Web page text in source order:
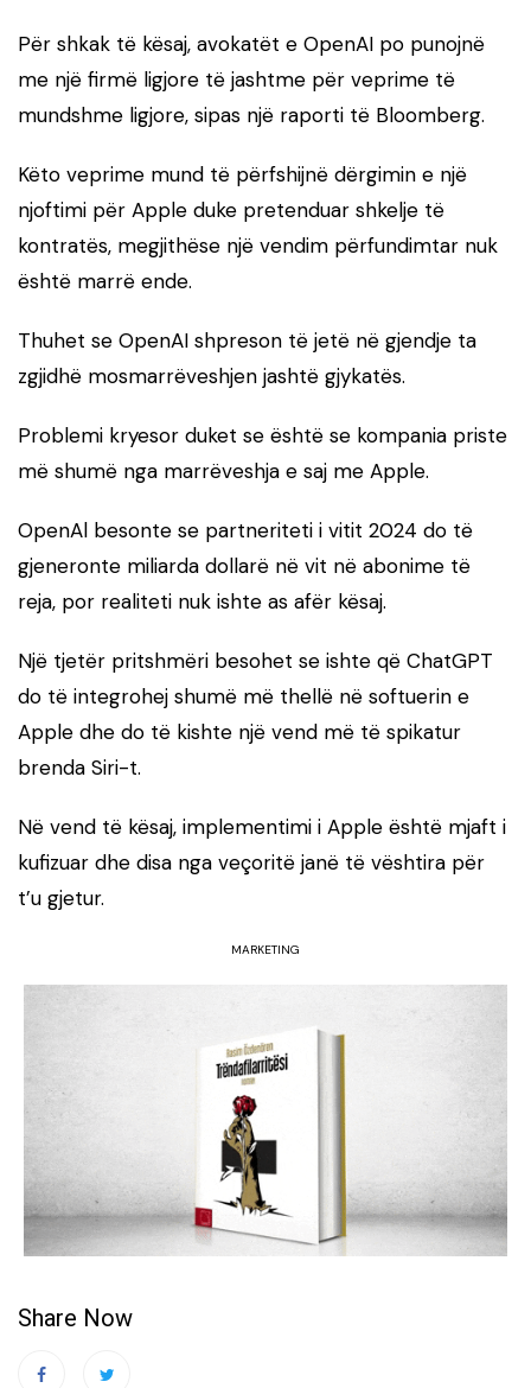
Për shkak të kësaj, avokatët e OpenAI po punojnë
me një firmë ligjore të jashtme për veprime të
mundshme ligjore, sipas një raporti të Bloomberg.
Këto veprime mund të përfshijnë dërgimin e një
njoftimi për Apple duke pretenduar shkelje të
kontratës, megjithëse një vendim përfundimtar nuk
është marrë ende.
Thuhet se OpenAI shpreson të jetë në gjendje ta
zgjidhë mosmarrëveshjen jashtë gjykatës.
Problemi kryesor duket se është se kompania priste
më shumë nga marrëveshja e saj me Apple.
OpenAl besonte se partneriteti i vitit 2024 do të
gjeneronte miliarda dollarë në vit në abonime të
reja, por realiteti nuk ishte as afër kësaj.
Një tjetër pritshmëri besohet se ishte që ChatGPT
do të integrohej shumë më thellë në softuerin e
Apple dhe do të kishte një vend më të spikatur
brenda Siri-t.
Në vend të kësaj, implementimi i Apple është mjaft i
kufizuar dhe disa nga veçoritë janë të vështira për
t’u gjetur.
MARKETING
Share Now